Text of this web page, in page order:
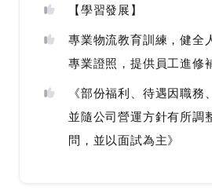
【學習發展】
專業物流教育訓練，健全
專業證照，提供員工進修
《部份福利、待遇因職務
並隨公司營運方針有所調
問，並以面試為主》